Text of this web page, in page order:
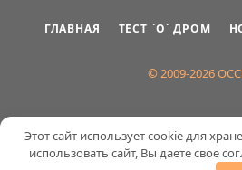
ГЛАВНАЯ ТЕСТ `О` ДРОМ
© 2009-2026
Этот сайт использует cookie для
использовать сайт, Вы даете свое